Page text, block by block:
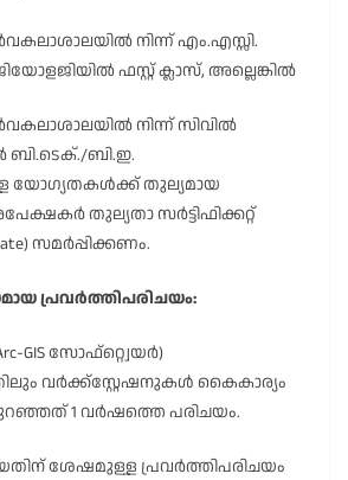
നിന്ന് എം.എസ്സി.
ഫസ്റ്റ് ക്ലാസ്, അല്ലെങ്കിൽ
നിന്ന് സിവിൽ
ബി.ടെക്./ബി.ഇ.
യോഗ്യതകൾക്ക് തുല്യമായ
തുല്യതാ സർട്ടിഫിക്കറ്റ്
സമർപ്പിക്കണം.
പ്രവർത്തിപരിചയം:
GIS സോഫ്റ്റ്വെയർ)
വർക്ക്സ്റ്റേഷനുകൾ കൈകാര്യം
1 വർഷത്തെ പരിചയം.
ശേഷമുള്ള പ്രവർത്തിപരിചയം